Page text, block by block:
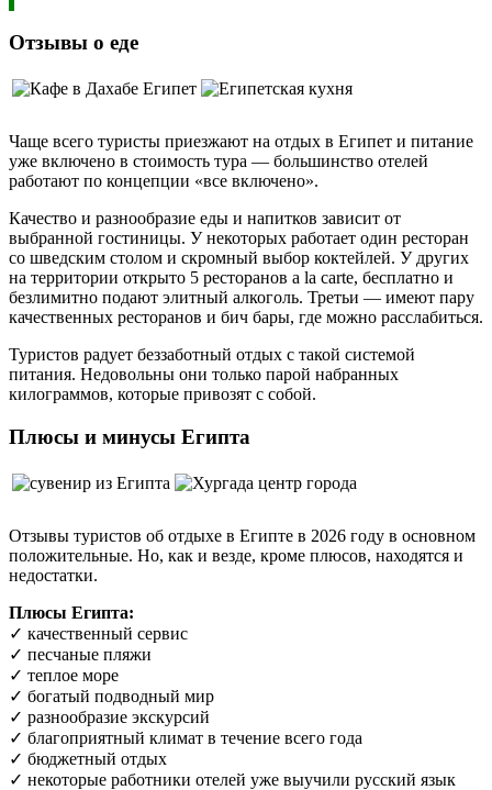
Отзывы о еде
Чаще всего туристы приезжают на отдых в Египет и питание
уже включено в стоимость тура — большинство отелей
работают по концепции «все включено».
Качество и разнообразие еды и напитков зависит от
выбранной гостиницы. У некоторых работает один ресторан
со шведским столом и скромный выбор коктейлей. У других
на территории открыто 5 ресторанов a la carte, бесплатно и
безлимитно подают элитный алкоголь. Третьи — имеют пару
качественных ресторанов и бич бары, где можно расслабиться.
Туристов радует беззаботный отдых с такой системой
питания. Недовольны они только парой набранных
килограммов, которые привозят с собой.
Плюсы и минусы Египта
Отзывы туристов об отдыхе в Египте в 2026 году в основном
положительные. Но, как и везде, кроме плюсов, находятся и
недостатки.
Плюсы Египта:
✓ качественный сервис
✓ песчаные пляжи
✓ теплое море
✓ богатый подводный мир
✓ разнообразие экскурсий
✓ благоприятный климат в течение всего года
✓ бюджетный отдых
✓ некоторые работники отелей уже выучили русский язык